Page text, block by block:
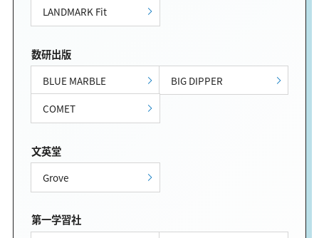
LANDMARK Fit
数研出版
BLUE MARBLE
BIG DIPPER
COMET
文英堂
Grove
第一学習社